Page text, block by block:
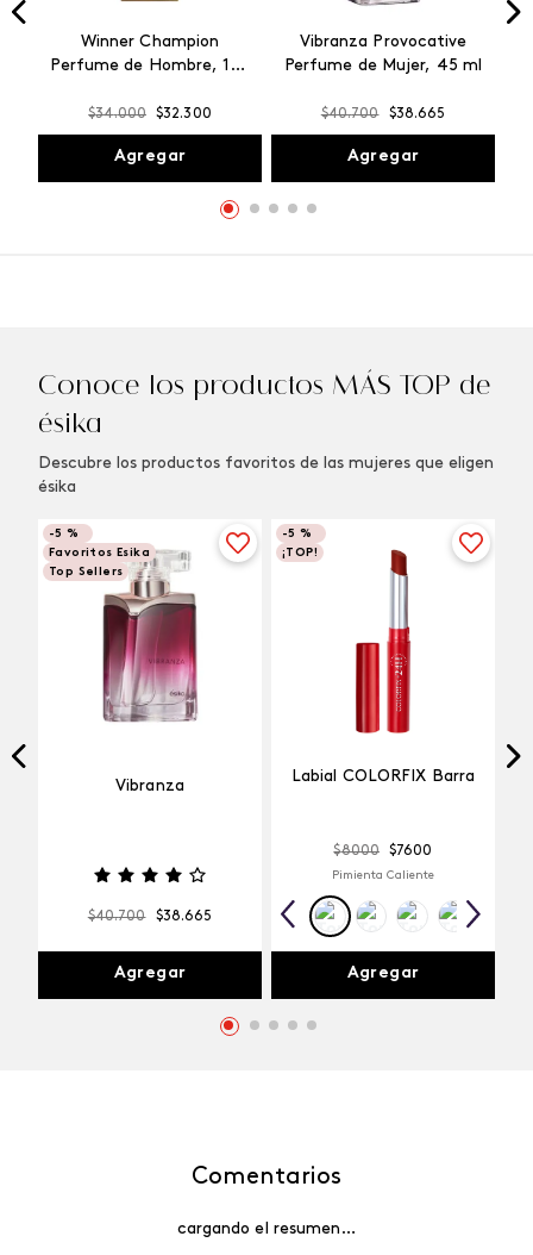
Winner Champion
Perfume de Hombre, 100
$34.000 $32.300
Agregar
Vibranza Provocative
Perfume de Mujer, 45 ml
$40.700 $38.665
Agregar
Conoce los productos MÁS TOP de
ésika
Descubre los productos favoritos de las mujeres que eligen
ésika
-5 %
Favoritos Esika
Top Sellers
Vibranza
$40.700 $38.665
Agregar
-5 %
¡TOP!
Labial COLORFIX Barra
$8000 $7600
Pimienta Caliente
Agregar
Comentarios
cargando el resumen…